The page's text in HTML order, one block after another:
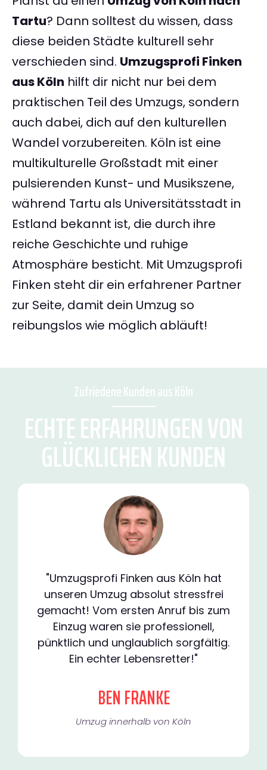
Tartu? Dann solltest du wissen, dass
diese beiden Städte kulturell sehr
verschieden sind. Umzugsprofi Finken
aus Köln hilft dir nicht nur bei dem
praktischen Teil des Umzugs, sondern
auch dabei, dich auf den kulturellen
Wandel vorzubereiten. Köln ist eine
multikulturelle Großstadt mit einer
pulsierenden Kunst- und Musikszene,
während Tartu als Universitätsstadt in
Estland bekannt ist, die durch ihre
reiche Geschichte und ruhige
Atmosphäre besticht. Mit Umzugsprofi
Finken steht dir ein erfahrener Partner
zur Seite, damit dein Umzug so
reibungslos wie möglich abläuft!
Zufriedene Kunden aus Köln
ECHTE ERFAHRUNGEN VON
GLÜCKLICHEN KUNDEN
"Umzugsprofi Finken aus Köln hat
unseren Umzug absolut stressfrei
gemacht! Vom ersten Anruf bis zum
Einzug waren sie professionell,
pünktlich und unglaublich sorgfältig.
Ein echter Lebensretter!"
BEN FRANKE
Umzug innerhalb von Köln​